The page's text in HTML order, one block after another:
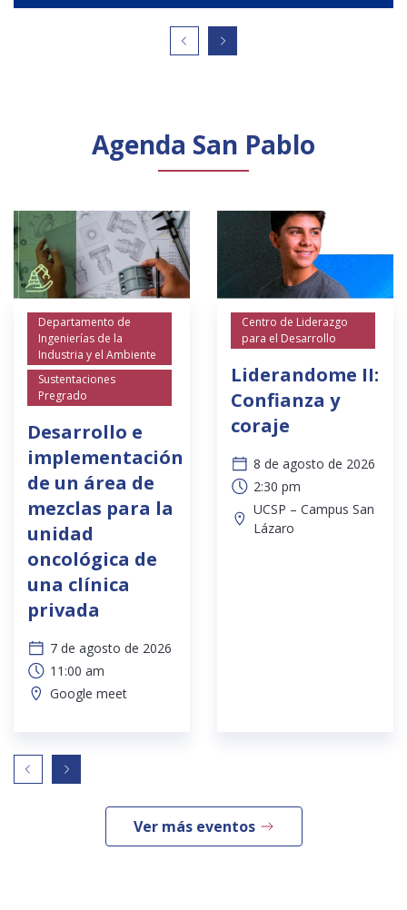
Agenda San Pablo
Departamento de
Ingenierías de la
Industria y el Ambiente
Sustentaciones
Pregrado
Desarrollo e
implementación
de un área de
mezclas para la
unidad
oncológica de
una clínica
privada
7 de agosto de 2026
11:00 am
Google meet
Centro de Liderazgo
para el Desarrollo
Liderandome II:
Confianza y
coraje
8 de agosto de 2026
2:30 pm
UCSP – Campus San
Lázaro
Ver más eventos